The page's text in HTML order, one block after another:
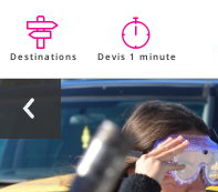
Destinations Devis 1 minute